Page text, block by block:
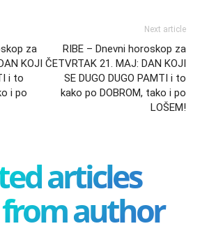
za
KOJI
i to
i po
Next article
RIBE – Dnevni horoskop za
ČETVRTAK 21. MAJ: DAN KOJI
SE DUGO DUGO PAMTI i to
kako po DOBROM, tako i po
LOŠEM!
articles
author